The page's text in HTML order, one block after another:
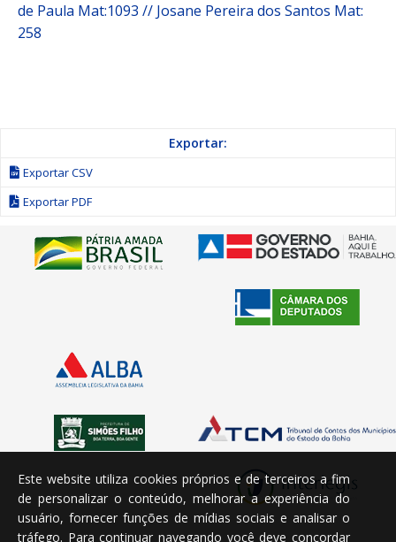
de Paula Mat:1093 // Josane Pereira dos Santos Mat:
258
Exportar:
Exportar CSV
Exportar PDF
Este website utiliza cookies próprios e de terceiros a fim
de personalizar o conteúdo, melhorar a experiência do
usuário, fornecer funções de mídias sociais e analisar o
tráfego. Para continuar navegando você deve concordar